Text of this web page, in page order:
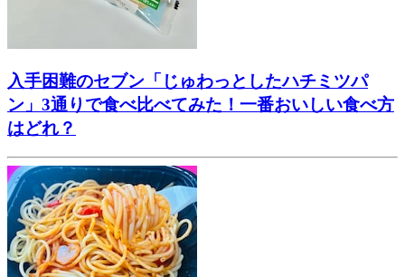
入手困難のセブン「じゅわっとしたハチミツパ
ン」3通りで食べ比べてみた！一番おいしい食べ方
はどれ？